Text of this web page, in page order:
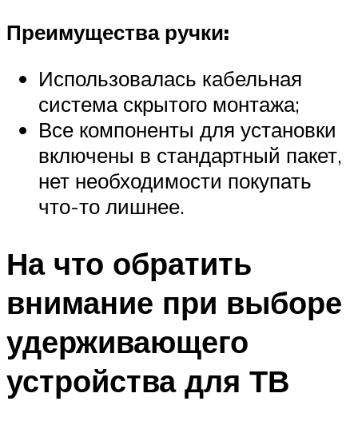
Преимущества ручки:
Использовалась кабельная
система скрытого монтажа;
Все компоненты для установки
включены в стандартный пакет,
нет необходимости покупать
что-то лишнее.
На что обратить
внимание при выборе
удерживающего
устройства для ТВ